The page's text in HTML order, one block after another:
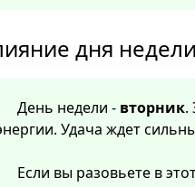
дня
День недели - вторник.
Удача ждет
Если вы разовьете в